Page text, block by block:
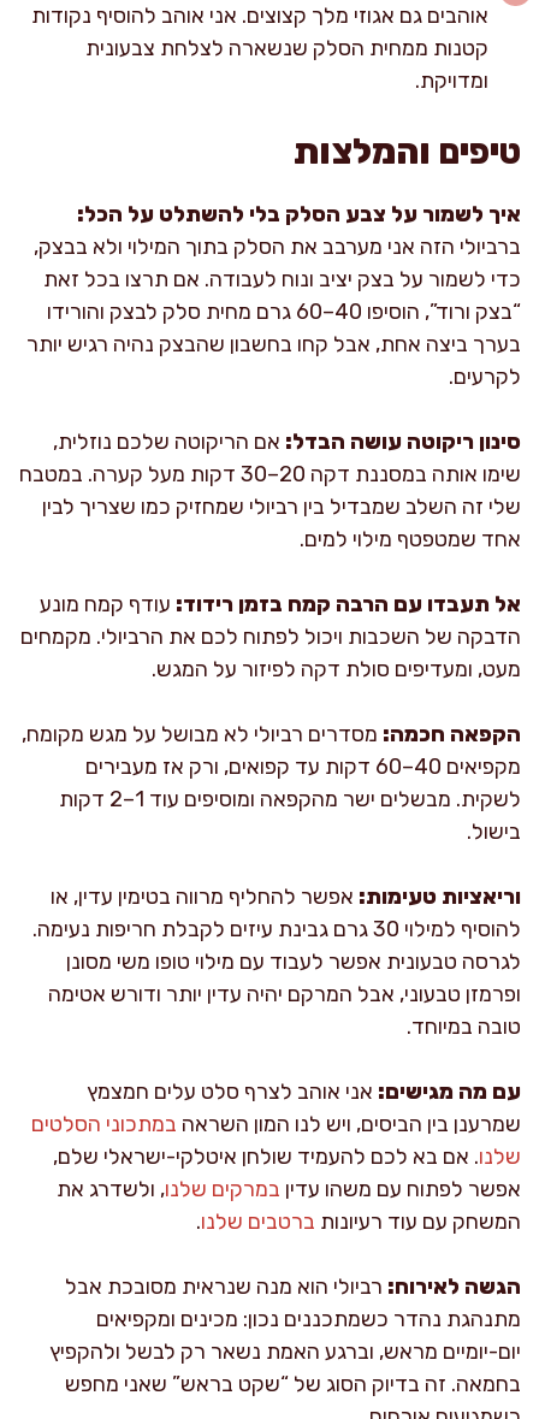
אוהבים גם אגוזי מלך קצוצים. אני אוהב להוסיף נקודות
קטנות ממחית הסלק שנשארה לצלחת צבעונית
ומדויקת.
טיפים והמלצות
איך לשמור על צבע הסלק בלי להשתלט על הכל:
ברביולי הזה אני מערבב את הסלק בתוך המילוי ולא בבצק,
כדי לשמור על בצק יציב ונוח לעבודה. אם תרצו בכל זאת
“בצק ורוד”, הוסיפו 40–60 גרם מחית סלק לבצק והורידו
בערך ביצה אחת, אבל קחו בחשבון שהבצק נהיה רגיש יותר
לקרעים.
סינון ריקוטה עושה הבדל: אם הריקוטה שלכם נוזלית,
שימו אותה במסננת דקה 20–30 דקות מעל קערה. במטבח
שלי זה השלב שמבדיל בין רביולי שמחזיק כמו שצריך לבין
אחד שמטפטף מילוי למים.
אל תעבדו עם הרבה קמח בזמן רידוד: עודף קמח מונע
הדבקה של השכבות ויכול לפתוח לכם את הרביולי. מקמחים
מעט, ומעדיפים סולת דקה לפיזור על המגש.
הקפאה חכמה: מסדרים רביולי לא מבושל על מגש מקומח,
מקפיאים 40–60 דקות עד קפואים, ורק אז מעבירים
לשקית. מבשלים ישר מהקפאה ומוסיפים עוד 1–2 דקות
בישול.
וריאציות טעימות: אפשר להחליף מרווה בטימין עדין, או
להוסיף למילוי 30 גרם גבינת עיזים לקבלת חריפות נעימה.
לגרסה טבעונית אפשר לעבוד עם מילוי טופו משי מסונן
ופרמזן טבעוני, אבל המרקם יהיה עדין יותר ודורש אטימה
טובה במיוחד.
עם מה מגישים: אני אוהב לצרף סלט עלים חמצמץ
שמרענן בין הביסים, ויש לנו המון השראה במתכוני הסלטים
שלנו. אם בא לכם להעמיד שולחן איטלקי-ישראלי שלם,
אפשר לפתוח עם משהו עדין במרקים שלנו, ולשדרג את
המשחק עם עוד רעיונות ברטבים שלנו.
הגשה לאירוח: רביולי הוא מנה שנראית מסובכת אבל
מתנהגת נהדר כשמתכננים נכון: מכינים ומקפיאים
יום-יומיים מראש, וברגע האמת נשאר רק לבשל ולהקפיץ
בחמאה. זה בדיוק הסוג של “שקט בראש” שאני מחפש